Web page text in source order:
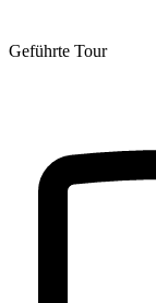
Geführte Tour